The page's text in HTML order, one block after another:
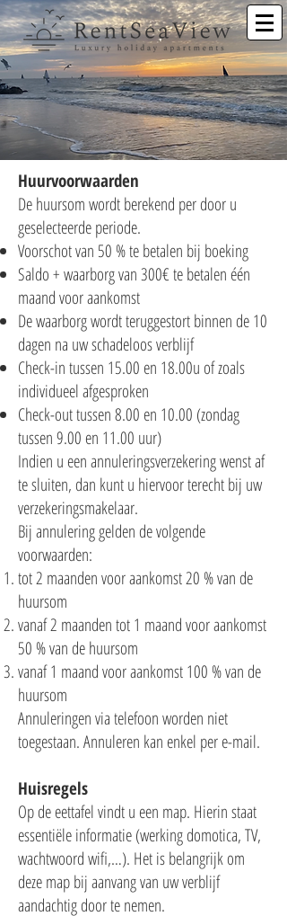
Huurvoorwaarden
De huursom wordt berekend per door u
geselecteerde periode.
Voorschot van 50 % te betalen bij boeking
Saldo + waarborg van 300€ te betalen één
maand voor aankomst
De waarborg wordt teruggestort binnen de 10
dagen na uw schadeloos verblijf
Check-in tussen 15.00 en 18.00u of zoals
individueel afgesproken
Check-out tussen 8.00 en 10.00 (zondag
tussen 9.00 en 11.00 uur)
Indien u een annuleringsverzekering wenst af
te sluiten, dan kunt u hiervoor terecht bij uw
verzekeringsmakelaar.
Bij annulering gelden de volgende
voorwaarden:
tot 2 maanden voor aankomst 20 % van de
huursom
vanaf 2 maanden tot 1 maand voor aankomst
50 % van de huursom
vanaf 1 maand voor aankomst 100 % van de
huursom
Annuleringen via telefoon worden niet
toegestaan. Annuleren kan enkel per e-mail.
Huisregels
Op de eettafel vindt u een map. Hierin staat
essentiële informatie (werking domotica, TV,
wachtwoord wifi,…). Het is belangrijk om
deze map bij aanvang van uw verblijf
aandachtig door te nemen.